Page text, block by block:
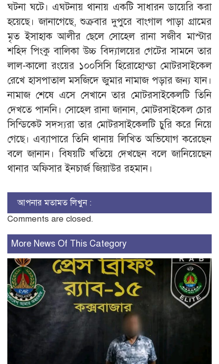
ঘটনা ঘটে। এঘটনায় থানায় একটি সাধারন ডায়েরি করা
হয়েছে। জানাগেছে, শুক্রবার দুপুরে বাংগাল পাড়া গ্রামের
মৃত ইসাহাক আলীর ছেলে সোহেল রানা সজীব মাস্টার
শহিদ পিংকু বালিকা উচ্চ বিদ্যালয়ের গেটের সামনে তার
লাল-কালো রংয়ের ১০০সিসি হিরোহোন্ডা মোটরসাইকেল
রেখে হাসপাতাল মসজিদে জুমার নামাজ পড়ার জন্য যান।
নামাজ শেষে এসে সেখানে তার মোটরসাইকেলটি তিনি
দেখতে পাননি। সোহেল রানা জানান, মোটরসাইকেল চোর
সিন্ডিকেট সদস্যরা তার মোটরসাইকেলটি চুরি করে নিয়ে
গেছে। এব্যাপারে তিনি থানায় লিখিত অভিযোগ করেছেন
বলে জানান। বিষয়টি খতিয়ে দেখছেন বলে জানিয়েছেন
থানার অফিসার ইনচার্জ জিয়াউর রহমান।
আপনার মতামত লিখুন :
Comments are closed.
More News Of This Category